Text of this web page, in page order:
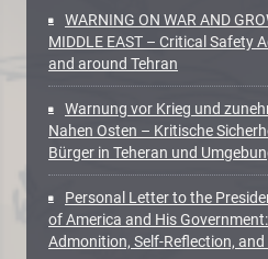
WARNING ON WAR AND
MIDDLE EAST – Critical Safety
and around Tehran
Warnung vor Krieg und
Nahen Osten – Kritische
Bürger in Teheran und
Personal Letter to the
of America and His
Admonition, Self-Reflection,